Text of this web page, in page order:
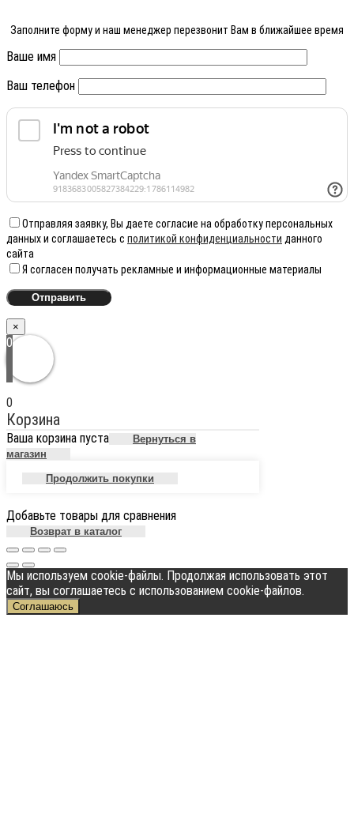
Заполните форму и наш менеджер перезвонит Вам в ближайшее время
Ваше имя
Ваш телефон
Отправляя заявку, Вы даете согласие на обработку персональных
данных и соглашаетесь с политикой конфиденциальности данного
сайта
Я согласен получать рекламные и информационные материалы
×
0
0
Корзина
Ваша корзина пуста
Вернуться в
магазин
Продолжить покупки
Добавьте товары для сравнения
Возврат в каталог
Мы используем cookie-файлы. Продолжая использовать этот
сайт, вы соглашаетесь с использованием cookie-файлов.
Соглашаюсь